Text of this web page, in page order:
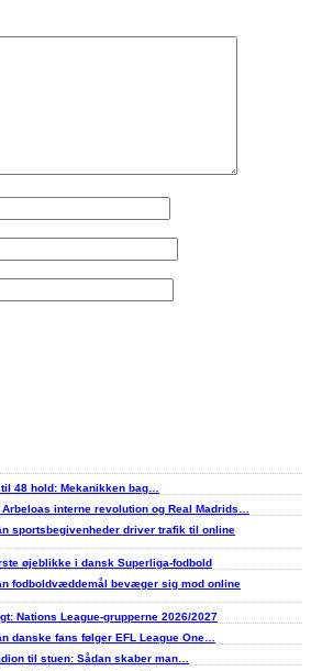
48 hold: Mekanikken bag…
interne revolution og Real Madrids…
sportsbegivenheder driver trafik til online
øjeblikke i dansk Superliga-fodbold
fodboldvæddemål bevæger sig mod online
Nations League-grupperne 2026/2027
danske fans følger EFL League One…
til stuen: Sådan skaber man…